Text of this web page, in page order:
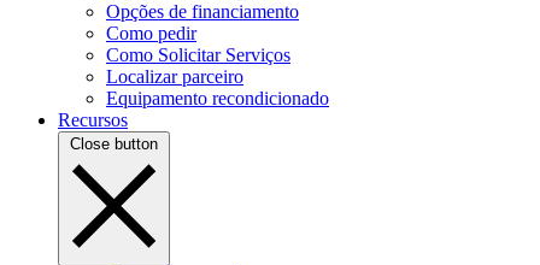
Opções de financiamento
Como pedir
Como Solicitar Serviços
Localizar parceiro
Equipamento recondicionado
Recursos
Close button